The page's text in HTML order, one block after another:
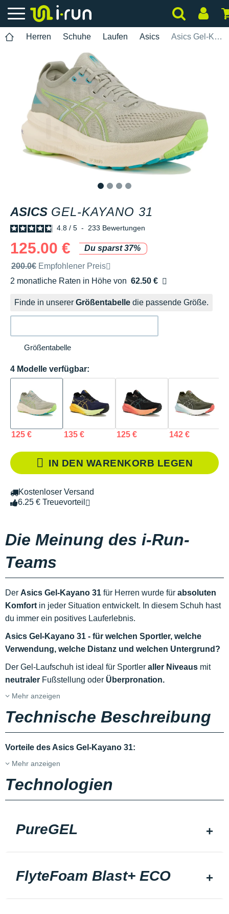
Herren Schuhe Laufen Asics Asics Gel-Kayano 31
ASICS GEL-KAYANO 31
4.8 / 5 - 233 Bewertungen
125.00 €
Du sparst 37%
Unverbindliche Preisempfehlung der Marke
200.0€ Empfohlener Preis
2 monatliche Raten in Höhe von 62.50 €
Ohne Zusatzkosten
Finde in unserer Größentabelle die passende Größe.
Größentabelle
4 Modelle verfügbar:
125 € 135 € 125 € 142 €
IN DEN WARENKORB LEGEN
Kostenloser Versand
6.25 € Treuevorteil
Die Meinung des i-Run-
Teams
Der Asics Gel-Kayano 31 für Herren wurde für absoluten
Komfort in jeder Situation entwickelt. In diesem Schuh hast
du immer ein positives Lauferlebnis.
Asics Gel-Kayano 31 - für welchen Sportler, welche
Verwendung, welche Distanz und welchen Untergrund?
Der Gel-Laufschuh ist ideal für Sportler aller Niveaus mit
neutraler Fußstellung oder Überpronation.
Mehr anzeigen
Technische Beschreibung
Vorteile des Asics Gel-Kayano 31:
Mehr anzeigen
Technologien
PureGEL
FlyteFoam Blast+ ECO